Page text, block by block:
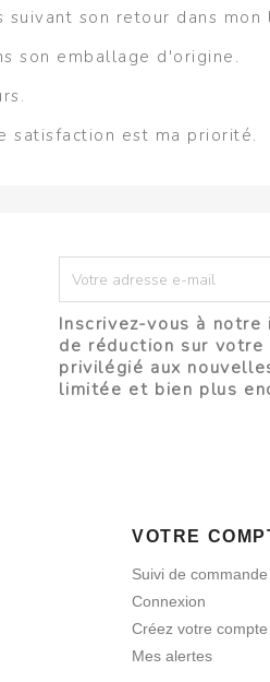
son retour dans mon
son emballage d'origine.
satisfaction est ma priorité.
Inscrivez-vous à
de réduction sur votre
privilégié aux
limitée et bien plus
VOTRE
Suivi de commande
Connexion
Créez votre compte
Mes alertes